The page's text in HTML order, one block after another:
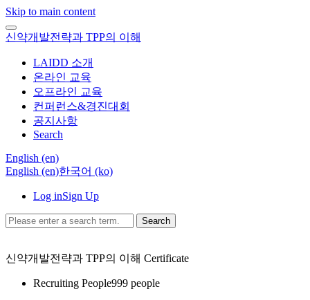
Skip to main content
신약개발전략과 TPP의 이해
LAIDD 소개
온라인 교육
오프라인 교육
컨퍼런스&경진대회
공지사항
Search
English ‎(en)‎
English ‎(en)‎한국어 ‎(ko)‎
Log inSign Up
Search
신약개발전략과 TPP의 이해 Certificate
Recruiting People999 people